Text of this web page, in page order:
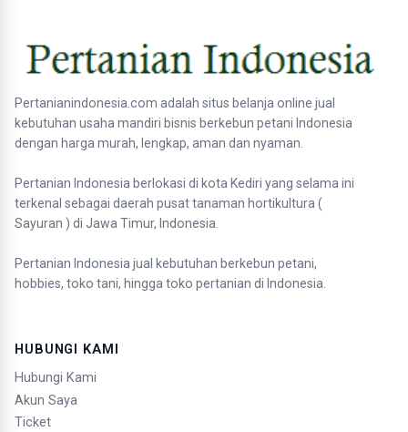
Pertanianindonesia.com adalah situs belanja online jual
kebutuhan usaha mandiri bisnis berkebun petani Indonesia
dengan harga murah, lengkap, aman dan nyaman.
Pertanian Indonesia berlokasi di kota Kediri yang selama ini
terkenal sebagai daerah pusat tanaman hortikultura (
Sayuran ) di Jawa Timur, Indonesia.
Pertanian Indonesia jual kebutuhan berkebun petani,
hobbies, toko tani, hingga toko pertanian di Indonesia.
HUBUNGI KAMI
Hubungi Kami
Akun Saya
Ticket